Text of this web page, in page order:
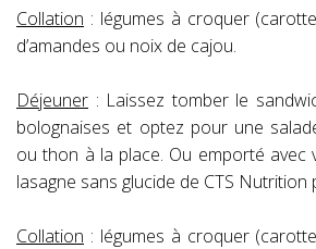
Collation : légumes à croquer
d’amandes ou noix de cajou.
Déjeuner : Laissez tomber le
bolognaises et optez pour une
ou thon à la place. Ou emporté avec
lasagne sans glucide de CTS Nutrition
Collation : légumes à croquer